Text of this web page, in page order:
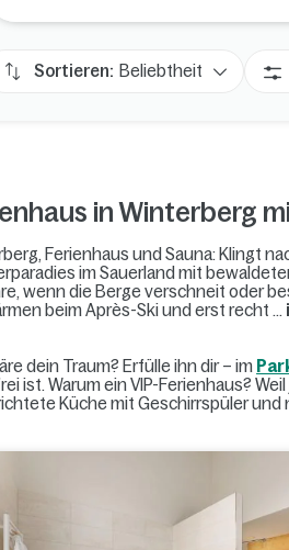
Sortieren: Beliebtheit
in Winterberg
Ferienhaus und Sauna: Klingt
im Sauerland mit
wenn die Berge verschneit oder
beim Après-Ski und erst recht ...
dein Traum? Erfülle ihn dir – im
ist. Warum ein VIP-Ferienhaus?
Küche mit Geschirrspüler und